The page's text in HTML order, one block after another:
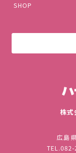
SHOP
株式
広島
TEL.